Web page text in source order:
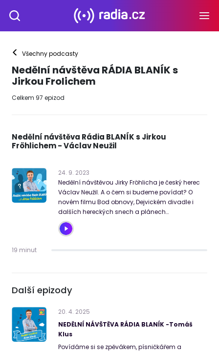
< Všechny podcasty
Nedělní návštěva RÁDIA BLANÍK s
Jirkou Frolichem
Celkem 97 epizod
Nedělní návštěva Rádia BLANÍK s Jirkou
Fröhlichem - Václav Neužil
24. 9. 2023
Nedělní návštěvou Jirky Fröhlicha je český herec
Václav Neužil. A o čem si budeme povídat? O
novém filmu Bod obnovy, Dejvickém divadle i
dalších hereckých snech a plánech…
19 minut
Další epizody
20. 4. 2025
NEDĚLNÍ NÁVŠTĚVA RÁDIA BLANÍK -Tomáš
Klus
Povídáme si se zpěvákem, písničkářem a